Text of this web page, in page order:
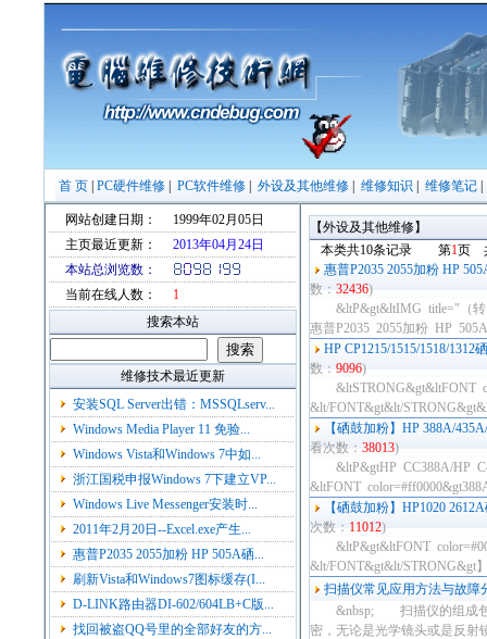
首 页 PC硬件维修 PC软件维修 外设及其他维修 维修知识 维修笔记
网站创建日期：
1999年02月05日
主页最近更新：
2013年04月24日
本站总浏览数：
当前在线人数：
1
搜索本站
维修技术最近更新
安装SQL Server出错：MSSQLserv...
Windows Media Player 11 免验...
Windows Vista和Windows 7中如...
浙江国税申报Windows 7下建立VP...
Windows Live Messenger安装时...
2011年2月20日--Excel.exe产生...
惠普P2035 2055加粉 HP 505A硒...
刷新Vista和Windows7图标缓存(I...
D-LINK路由器DI-602/604LB+C版...
找回被盗QQ号里的全部好友的方...
【外设及其他维修】
本类共10条记录 第1页
惠普P2035 2055加粉 HP
数： 32436)
&ltP&gt&ltIMG title="（转
惠普P2035 2055加粉 HP
HP CP1215/1515/1518/1312
数： 9096)
&ltSTRONG&gt&ltFONT
&lt/FONT&gt&lt/
【硒鼓加粉】HP 388A/
看次数： 38013)
&ltP&gtHP CC388A/HP
&ltFONT
【硒鼓加粉】HP1020
次数： 11012)
&ltP&gt&ltFONT
&lt/FONT&gt&lt/STRONG&gt
扫描仪常见应用方法与故障
&nbsp; 扫描仪的组成包含
密，无论是光学镜头或是反射